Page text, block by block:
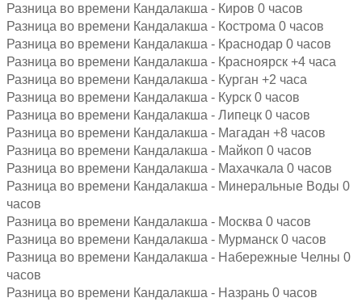
Разница во времени Кандалакша - Киров 0 часов
Разница во времени Кандалакша - Кострома 0 часов
Разница во времени Кандалакша - Краснодар 0 часов
Разница во времени Кандалакша - Красноярск +4 часа
Разница во времени Кандалакша - Курган +2 часа
Разница во времени Кандалакша - Курск 0 часов
Разница во времени Кандалакша - Липецк 0 часов
Разница во времени Кандалакша - Магадан +8 часов
Разница во времени Кандалакша - Майкоп 0 часов
Разница во времени Кандалакша - Махачкала 0 часов
Разница во времени Кандалакша - Минеральные Воды 0
часов
Разница во времени Кандалакша - Москва 0 часов
Разница во времени Кандалакша - Мурманск 0 часов
Разница во времени Кандалакша - Набережные Челны 0
часов
Разница во времени Кандалакша - Назрань 0 часов